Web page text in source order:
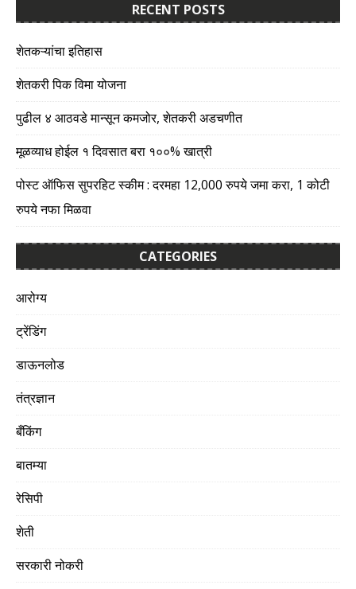
RECENT POSTS
शेतकऱ्यांचा इतिहास
शेतकरी पिक विमा योजना
पुढील ४ आठवडे मान्सून कमजोर, शेतकरी अडचणीत
मूळव्याध होईल १ दिवसात बरा १००% खात्री
पोस्ट ऑफिस सुपरहिट स्कीम : दरमहा 12,000 रुपये जमा करा, 1 कोटी
रुपये नफा मिळवा
CATEGORIES
आरोग्य
ट्रेंडिंग
डाऊनलोड
तंत्रज्ञान
बँकिंग
बातम्या
रेसिपी
शेती
सरकारी नोकरी